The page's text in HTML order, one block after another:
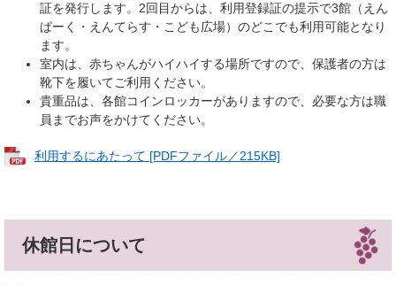
証を発行します。2回目からは、利用登録証の提示で3館（えん
ぱーく・えんてらす・こども広場）のどこでも利用可能となり
ます。
室内は、赤ちゃんがハイハイする場所ですので、保護者の方は
靴下を履いてご利用ください。
貴重品は、各館コインロッカーがありますので、必要な方は職
員までお声をかけてください。
利用するにあたって [PDFファイル／215KB]
休館日について